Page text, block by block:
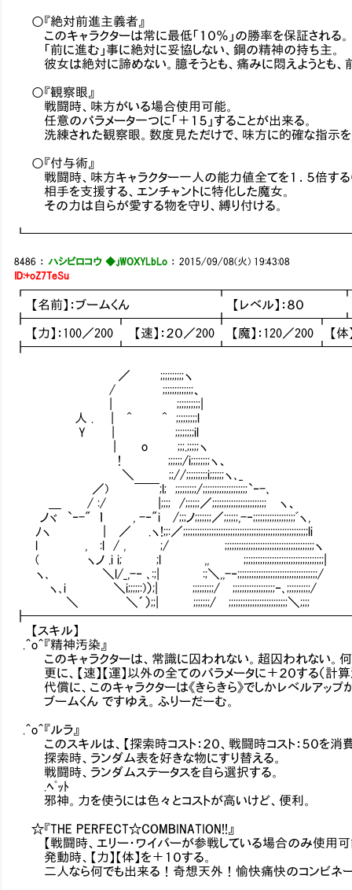
○『絶対前進主義者』
このキャラクターは常に最低「１０％」の勝率を保証される。
「前に進む」事に絶対に妥協しない、鋼の精神の持ち主。
彼女は絶対に諦めない。臆そうとも、痛みに悶えようとも、
○『観察眼』
戦闘時、味方がいる場合使用可能。
任意のパラメータ一つに「＋１５」することが出来る。
洗練された観察眼。数度見ただけで、味方に的確な指示を
○『付与術』
戦闘時、味方キャラクター一人の能力値全てを１．５倍する
相手を支援する、エンチャントに特化した魔女。
その力は自らが愛する物を守り、縛り付ける。
8486 ： ハシビロコウ ◆.jWOXYLbLo ：2015/09/08(火) 19:43:08
ID:+oZ7TeSu
【名前】：ブームくん 【レベル】：８０ 【アライ
【力】：100／200 【速】：２０／200 【魔】：120／200 【体】
／ ;;;;;;;;;;ヽ
/ ;;;;;;;;;;;;;、
| ;;;;;;;;;;|
人 . | ^ ^ ;;;;;;;;;l
Y | ;;;;;;;;il
| o ;;;.;;;;;ヽ
! ;;;;;;/i;;;;;;;;ヽ、
＼ ;;//;;;;;;;;;i;;;;;;ヽ､_
／) ￣￣;l; ;;;;;;;;;/;;;;;;;;;;;;;;;;;;;`‐-､
＿ / :/ |;;;; /;;;;;;／;;;;;;;;;;;;;;;;;;;;;;; ヽ、
ノヾ `‐-" ｌ , -‐"i /;;;ノ;;;;;;;／;;;;;;,-‐;;;;;;;;;;;;;;;;;;ﾞヽ,
ﾉヽ | ／ .ヽ!;;:／;;;;;;;;;;;;;;;;;;;;;;;;;;;;;;;;;;;;;;;;;;;;;;;;;;;;;li
l , :l / , ;/ ;;;;;;;;;;;;;;;;;;;;;;;;;;;;;;;;;;;;;;ヽ
( ヽノ .i i; ;l ,, ;;;;;;;;;;;;;;;;;;;;;;;;;;;;;;;;;;|
ヽ､ ＼l/_,-‐ ､:;| :;＼,,-‐;;;;;;;;;;;;;;;;;;;;;;;;;;;;;;;;;;/
ヽ､i ＼i;;;;;:)）;| ;;;;;;;;;/ ;;;;;;;;;;;;;;;;;;‐､;;;;;;;;;;/
＼ ＼´）;;| ;;;;;;;/ ;;;;;;;;;;;;;;;;;;;;;;;;;＼;;;;
【スキル】
.＾o＾『精神汚染』
このキャラクターは、常識に囚われない。超囚われない。何
更に、【速】【運】以外の全てのパラメータに＋２０する（計算
代償に、このキャラクターは《きらきら》でしかレベルアップ
ブームくん ですゆえ。ふりーだーむ。
.＾o＾『ルラ』
このスキルは、【探索時コスト：２０、戦闘時コスト：５０を消
探索時、ランダム表を好きな物にすり替える。
戦闘時、ランダムステータスを自ら選択する。
.ﾍﾟｯﾄ
邪神。力を使うには色々とコストが高いけど、便利。
☆『THE PERFECT☆COMBINATION!!』
【戦闘時、エリー・ワイバーが参戦している場合のみ使用可
発動時、【力】【体】を＋１０する。
二人なら何でも出来る！奇想天外！愉快痛快のコンビネー